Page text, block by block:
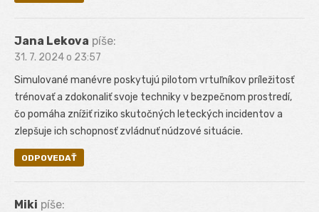
Jana Lekova píše:
31. 7. 2024 o 23:57
Simulované manévre poskytujú pilotom vrtuľníkov príležitosť
trénovať a zdokonaliť svoje techniky v bezpečnom prostredí,
čo pomáha znížiť riziko skutočných leteckých incidentov a
zlepšuje ich schopnosť zvládnuť núdzové situácie.
ODPOVEDAŤ
Miki píše: